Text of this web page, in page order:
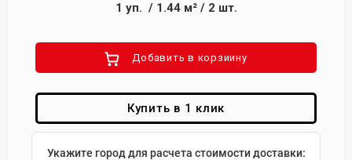
1 уп. / 1.44м²/ 2 шт.
Добавить в корзиину
Купить в 1 клик
Укажите город для расчета стоимости доставки: